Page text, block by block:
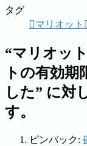
タグ
マリオット
“マリオッ
トの有効
した” に対
す。
ピンバック: